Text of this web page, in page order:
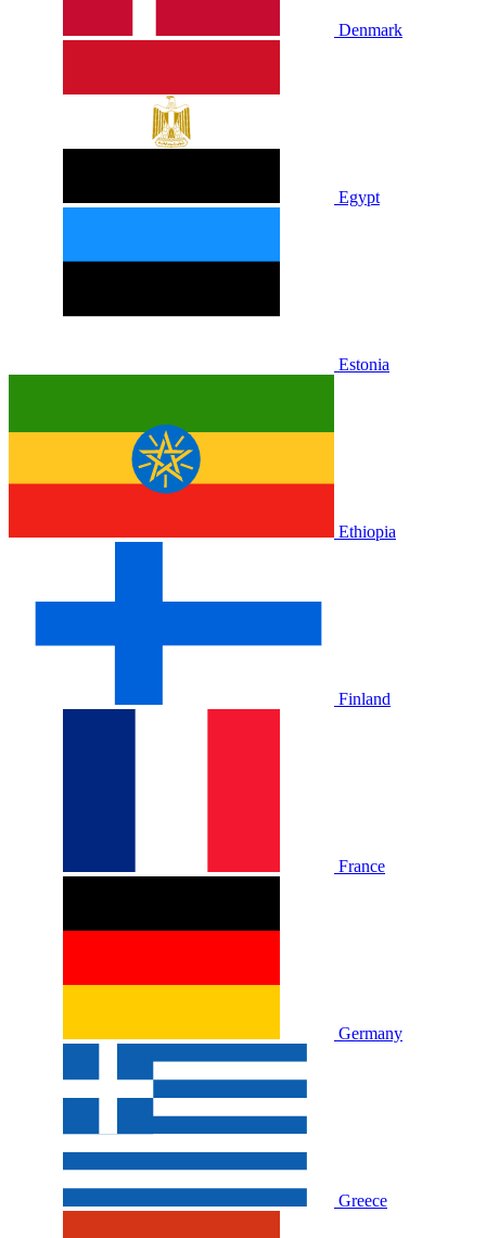
Denmark
Egypt
Estonia
Ethiopia
Finland
France
Germany
Greece